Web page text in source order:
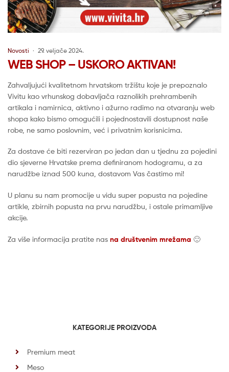
Novosti 29. veljače 2024.
WEB SHOP – USKORO AKTIVAN!
Zahvaljujući kvalitetnom hrvatskom tržištu koje je prepoznalo
Vivitu kao vrhunskog dobavljača raznolikih prehrambenih
artikala i namirnica, aktivno i ažurno radimo na otvaranju web
shopa kako bismo omogućili i pojednostavili dostupnost naše
robe, ne samo poslovnim, već i privatnim korisnicima.
Za dostave će biti rezerviran po jedan dan u tjednu za pojedini
dio sjeverne Hrvatske prema definiranom hodogramu, a za
narudžbe iznad 500 kuna, dostavom Vas častimo mi!
U planu su nam promocije u vidu super popusta na pojedine
artikle, zbirnih popusta na prvu narudžbu, i ostale primamljive
akcije.
Za više informacija pratite nas na društvenim mrežama 🙂
KATEGORIJE PROIZVODA
Premium meat
Meso